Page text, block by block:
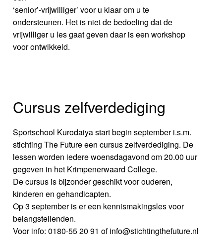
‘senior’-vrijwilliger’ voor u klaar om u te
ondersteunen. Het is niet de bedoeling dat de
vrijwilliger u les gaat geven daar is een workshop
voor ontwikkeld.
Cursus zelfverdediging
Sportschool Kurodaiya start begin september i.s.m.
stichting The Future een cursus zelfverdediging. De
lessen worden iedere woensdagavond om 20.00 uur
gegeven in het Krimpenerwaard College.
De cursus is bijzonder geschikt voor ouderen,
kinderen en gehandicapten.
Op 3 september is er een kennismakingsles voor
belangstellenden.
Voor info: 0180-55 20 91 of info@stichtingthefuture.nl